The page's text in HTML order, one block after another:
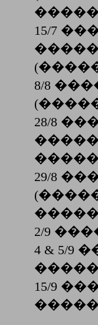
15/7
8/8
28/8
29/8
2/9
4 & 5/9
15/9